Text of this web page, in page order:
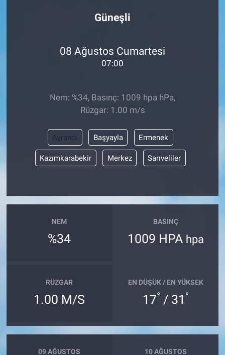
Güneşli
08 Ağustos Cumartesi
07:00
Nem: %34, Basınç: 1009 hpa hPa,
Rüzgar: 1.00 m/s
Ayrancı Başyayla Ermenek
Kazımkarabekir Merkez Sarıveliler
NEM
%34
BASINÇ
1009 HPA hpa
RÜZGAR
1.00 M/S
EN DÜŞÜK / EN YÜKSEK
17° / 31 °
09 AĞUSTOS 10 AĞUSTOS